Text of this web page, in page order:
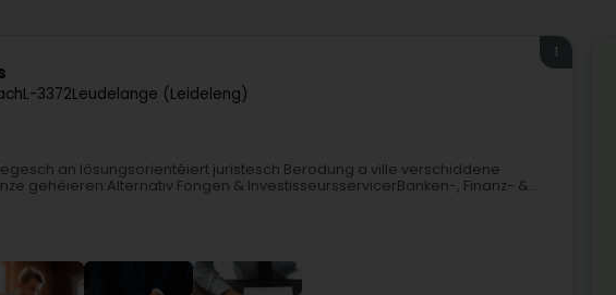
L-3372Leudelange (Leideleng)
1
an lösungsorientéiert juristesch Berodung a ville verschiddene
gehéieren:Alternativ Fongen & InvestisseursservicerBanken-, Finanz- &...